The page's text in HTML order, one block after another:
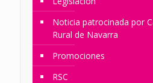
Noticia patrocinada por
Rural de Navarra
Promociones
RSC